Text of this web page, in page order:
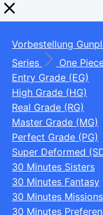
Vorbestellung
Series
One
Entry Grade (EG)
High Grade (HG)
Real Grade (RG)
Master Grade (MG)
Perfect Grade (PG)
Super Deformed
30 Minutes Sisters
30 Minutes Fantasy
30 Minutes Missions
30 Minutes